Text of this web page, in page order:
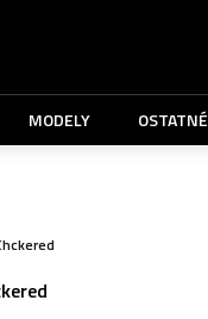
MODELY OSTATNÉ